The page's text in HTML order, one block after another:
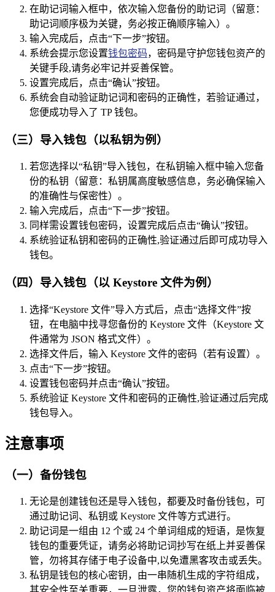
在助记词输入框中，依次输入您备份的助记词（留意：
助记词顺序极为关键，务必按正确顺序输入）。
输入完成后，点击“下一步”按钮。
系统会提示您设置钱包密码，密码是守护您钱包资产的
关键手段,请务必牢记并妥善保管。
设置完成后，点击“确认”按钮。
系统会自动验证助记词和密码的正确性，若验证通过，
您便成功导入了 TP 钱包。
（三）导入钱包（以私钥为例）
若您选择以“私钥”导入钱包，在私钥输入框中输入您备
份的私钥（留意：私钥属高度敏感信息，务必确保输入
的准确性与保密性）。
输入完成后，点击“下一步”按钮。
同样需设置钱包密码，设置完成后点击“确认”按钮。
系统验证私钥和密码的正确性,验证通过后即可成功导入
钱包。
（四）导入钱包（以 Keystore 文件为例）
选择“Keystore 文件”导入方式后，点击“选择文件”按
钮，在电脑中找寻您备份的 Keystore 文件（Keystore 文
件通常为 JSON 格式文件）。
选择文件后，输入 Keystore 文件的密码（若有设置）。
点击“下一步”按钮。
设置钱包密码并点击“确认”按钮。
系统验证 Keystore 文件和密码的正确性,验证通过后完成
钱包导入。
注意事项
（一）备份钱包
无论是创建钱包还是导入钱包，都要及时备份钱包，可
通过助记词、私钥或 Keystore 文件等方式进行。
助记词是一组由 12 个或 24 个单词组成的短语，是恢复
钱包的重要凭证，请务必将助记词抄写在纸上并妥善保
管，勿将其存储于电子设备中,以免遭黑客攻击或丢失。
私钥是钱包的核心密钥，由一串随机生成的字符组成，